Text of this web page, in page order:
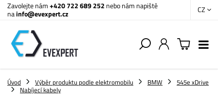
Zavolejte nám+420 722 689 252 nebo nám napiště
nainfo@evexpert.cz CZ
Úvod Výběr produktu podle elektromobilu BMW
545e xDrive
Nabíjecí kabely